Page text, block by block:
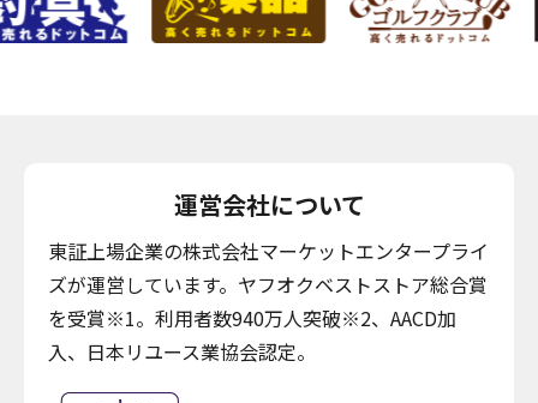
運営会社について
東証上場企業の株式会社マーケットエンタープライ
ズが運営しています。ヤフオクベストストア総合賞
を受賞※1。利用者数940万人突破※2、AACD加
入、日本リユース業協会認定。